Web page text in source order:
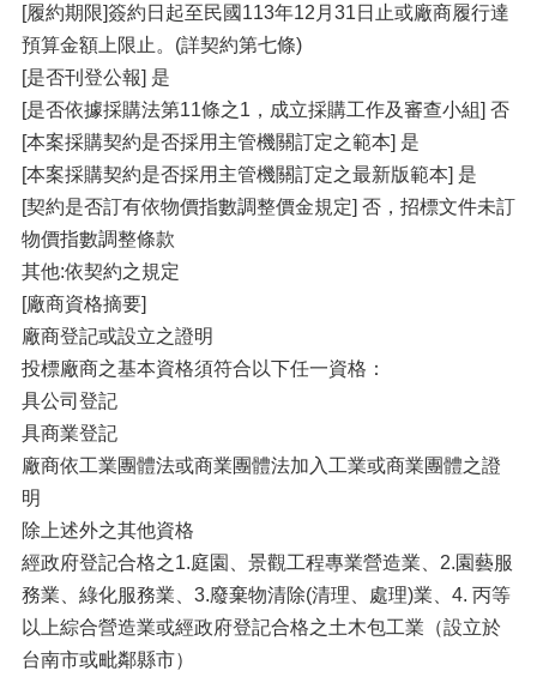
[履約期限]簽約日起至民國113年12月31日止或廠商履行達
預算金額上限止。(詳契約第七條)
[是否刊登公報] 是
[是否依據採購法第11條之1，成立採購工作及審查小組] 否
[本案採購契約是否採用主管機關訂定之範本] 是
[本案採購契約是否採用主管機關訂定之最新版範本] 是
[契約是否訂有依物價指數調整價金規定] 否，招標文件未訂
物價指數調整條款
其他:依契約之規定
[廠商資格摘要]
廠商登記或設立之證明
投標廠商之基本資格須符合以下任一資格：
具公司登記
具商業登記
廠商依工業團體法或商業團體法加入工業或商業團體之證
明
除上述外之其他資格
經政府登記合格之1.庭園、景觀工程專業營造業、2.園藝服
務業、綠化服務業、3.廢棄物清除(清理、處理)業、4. 丙等
以上綜合營造業或經政府登記合格之土木包工業（設立於
台南市或毗鄰縣市）